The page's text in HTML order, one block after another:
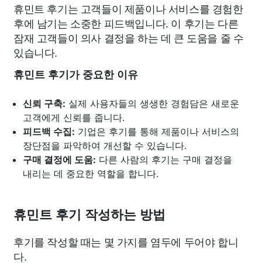
휴민트 후기는 고객들이 제품이나 서비스를 경험한
후에 남기는 소중한 피드백입니다. 이 후기는 다른
잠재 고객들이 의사 결정을 하는 데 큰 도움을 줄 수
있습니다.
휴민트 후기가 중요한 이유
신뢰 구축: 실제 사용자들의 생생한 경험담은 새로운
고객에게 신뢰를 줍니다.
피드백 수집: 기업은 후기를 통해 제품이나 서비스의
장단점을 파악하여 개선할 수 있습니다.
구매 결정에 도움: 다른 사람의 후기는 구매 결정을
내리는 데 중요한 역할을 합니다.
휴민트 후기 작성하는 방법
후기를 작성할 때는 몇 가지를 염두에 두어야 합니
다.